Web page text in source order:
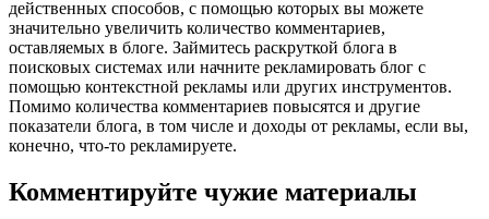
действенных способов, с помощью которых вы можете
значительно увеличить количество комментариев,
оставляемых в блоге. Займитесь раскруткой блога в
поисковых системах или начните рекламировать блог с
помощью контекстной рекламы или других инструментов.
Помимо количества комментариев повысятся и другие
показатели блога, в том числе и доходы от рекламы, если вы,
конечно, что-то рекламируете.
Комментируйте чужие материалы